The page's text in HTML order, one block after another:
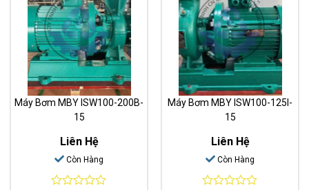
Máy Bơm MBY ISW100-200B-
15
Liên Hệ
Còn Hàng
Máy Bơm MBY ISW100-125I-
15
Liên Hệ
Còn Hàng